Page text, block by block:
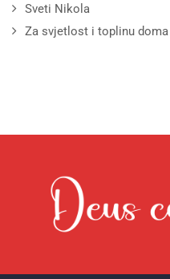
Sveti Nikola
Za svjetlost i toplinu doma